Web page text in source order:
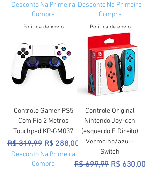
Desconto Na Primeira
Compra
Politica de envio
Desconto Na Primeira
Compra
Politica de envio
Controle Gamer PS5
Com Fio 2 Metros
Touchpad KP-GM037
Preço normal
R$ 319,99 Preço promocional
R$ 288,00
Desconto Na Primeira
Compra
Controle Original
Nintendo Joy-con
(esquerdo E Direito)
Vermelho/azul -
Switch
Preço normal
R$ 699,99 Preço
R$ 630,00